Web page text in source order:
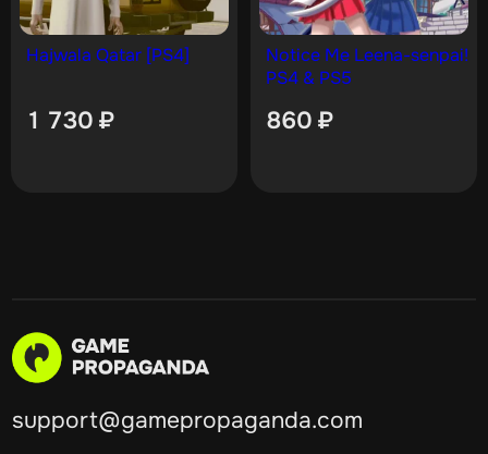
Hajwala Qatar [PS4]
1 730 ₽
Notice Me Leena-senpai!
PS4 & PS5
860 ₽
support@gamepropaganda.com